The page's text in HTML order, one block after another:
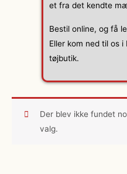
et fra det kendte
Bestil online, og få
Eller kom ned til os
tøjbutik.
Der blev ikke fundet
valg.